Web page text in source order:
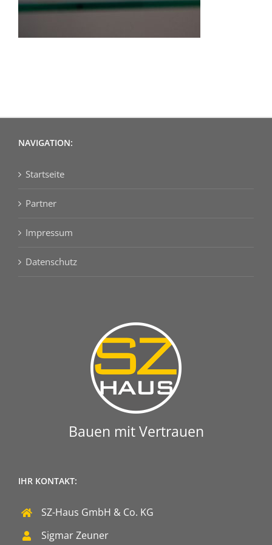
NAVIGATION:
Startseite
Partner
Impressum
Datenschutz
Bauen mit Vertrauen
IHR KONTAKT:
SZ-Haus GmbH & Co. KG
Sigmar Zeuner